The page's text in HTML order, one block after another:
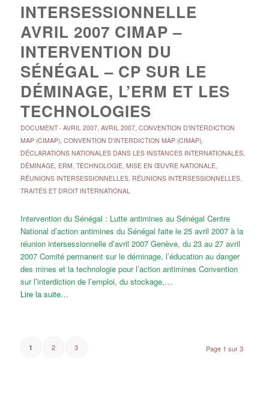
INTERSESSIONNELLE
AVRIL 2007 CIMAP –
INTERVENTION DU
SÉNÉGAL – CP SUR LE
DÉMINAGE, L’ERM ET LES
TECHNOLOGIES
DOCUMENT- AVRIL 2007, AVRIL 2007, CONVENTION D'INTERDICTION
MAP (CIMAP), CONVENTION D'INTERDICTION MAP (CIMAP),
DÉCLARATIONS NATIONALES DANS LES INSTANCES INTERNATIONALES,
DÉMINAGE, ERM, TECHNOLOGIE, MISE EN ŒUVRE NATIONALE,
RÉUNIONS INTERSESSIONNELLES, RÉUNIONS INTERSESSIONNELLES,
TRAITÉS ET DROIT INTERNATIONAL
Intervention du Sénégal : Lutte antimines au Sénégal Centre
National d’action antimines du Sénégal faite le 25 avril 2007 à la
réunion intersessionnelle d’avril 2007 Genève, du 23 au 27 avril
2007 Comité permanent sur le déminage, l’éducation au danger
des mines et la technologie pour l’action antimines Convention
sur l’interdiction de l’emploi, du stockage,…
Lire la suite…
Page 1 sur 3
1 2 3